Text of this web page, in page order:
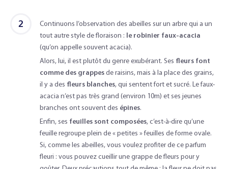
2
Continuons l’observation des abeilles sur un arbre qui a un
tout autre style de floraison : le robinier faux-acacia
(qu’on appelle souvent acacia).
Alors, lui, il est plutôt du genre exubérant. Ses fleurs font
comme des grappes de raisins, mais à la place des grains,
il y a des fleurs blanches, qui sentent fort et sucré. Le faux-
acacia n’est pas très grand (environ 10m) et ses jeunes
branches ont souvent des épines.
Enfin, ses feuilles sont composées, c’est-à-dire qu’une
feuille regroupe plein de « petites » feuilles de forme ovale.
Si, comme les abeilles, vous voulez profiter de ce parfum
fleuri : vous pouvez cueillir une grappe de fleurs pour y